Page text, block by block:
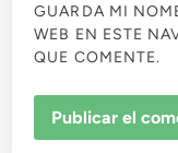
GUARDA MI
WEB EN ESTE
QUE COMENTE.